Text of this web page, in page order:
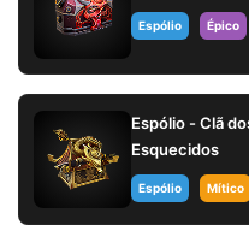
Espólio Épico
Espólio - Clã
Esquecidos
Espólio Mítico